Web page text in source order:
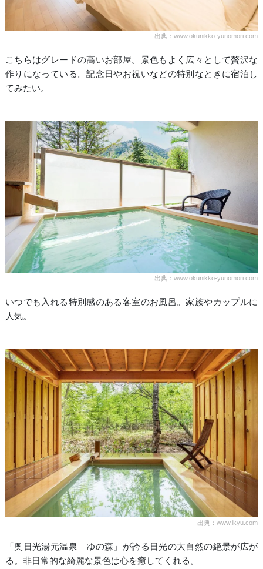
出典：www.okunikko-yunomori.com
こちらはグレードの高いお部屋。景色もよく広々として贅沢な
作りになっている。記念日やお祝いなどの特別なときに宿泊し
てみたい。
出典：www.okunikko-yunomori.com
いつでも入れる特別感のある客室のお風呂。家族やカップルに
人気。
出典：www.ikyu.com
「奥日光湯元温泉 ゆの森」が誇る日光の大自然の絶景が広が
る。非日常的な綺麗な景色は心を癒してくれる。